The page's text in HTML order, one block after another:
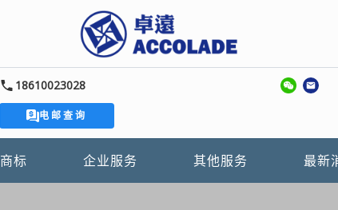
18610023028
电邮查询
商标 企业服务 其他服务 最新